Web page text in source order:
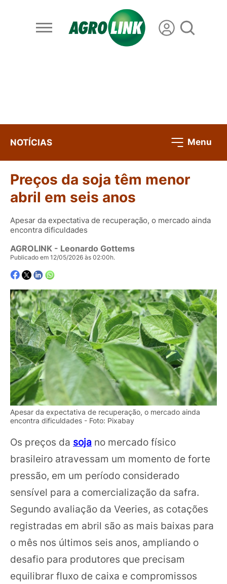
NOTÍCIAS Menu
Preços da soja têm menor
abril em seis anos
Apesar da expectativa de recuperação, o mercado ainda
encontra dificuldades
AGROLINK - Leonardo Gottems
Publicado em 12/05/2026 às 02:00h.
Apesar da expectativa de recuperação, o mercado ainda
encontra dificuldades - Foto: Pixabay
Os preços da soja no mercado físico
brasileiro atravessam um momento de forte
pressão, em um período considerado
sensível para a comercialização da safra.
Segundo avaliação da Veeries, as cotações
registradas em abril são as mais baixas para
o mês nos últimos seis anos, ampliando o
desafio para produtores que precisam
equilibrar fluxo de caixa e compromissos